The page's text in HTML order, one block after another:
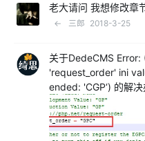
老大请问 我想修改章
← 三郎 2018-3-25
关于DedeCMS
'request_order' ini
ended: 'CGP‘) 的解